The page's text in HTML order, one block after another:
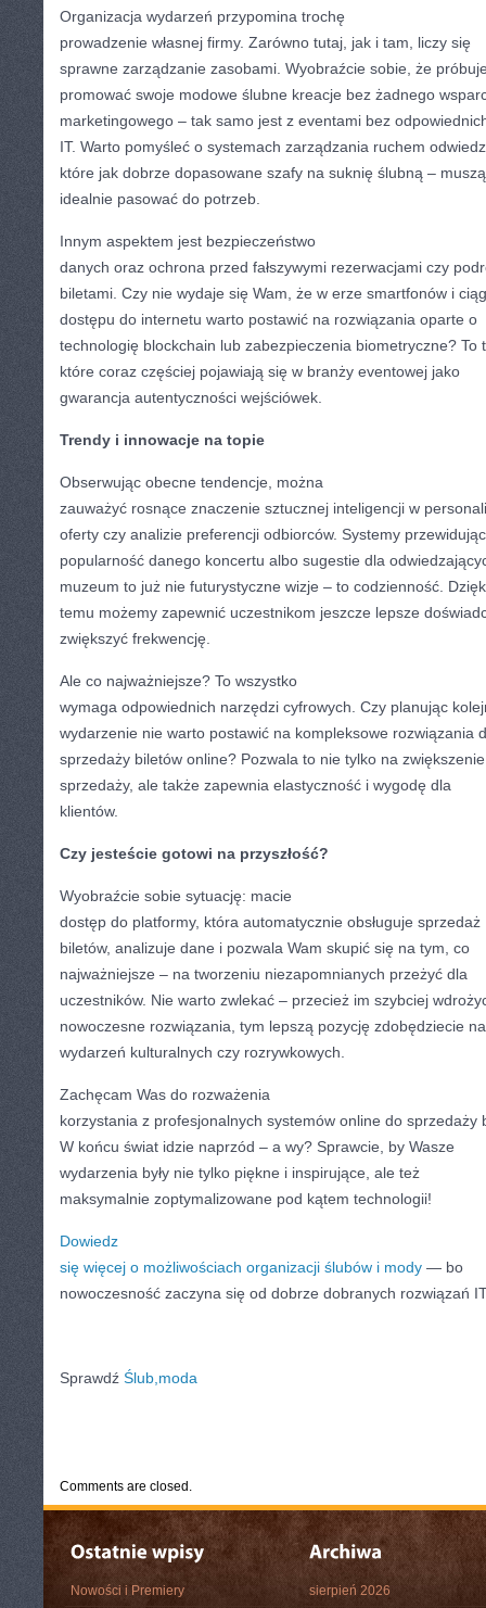
Organizacja wydarzeń przypomina trochę
prowadzenie własnej firmy. Zarówno tutaj, jak i tam, liczy się
sprawne zarządzanie zasobami. Wyobraźcie sobie, że
promować swoje modowe ślubne kreacje bez żadnego
marketingowego – tak samo jest z eventami bez
IT. Warto pomyśleć o systemach zarządzania ruchem
które jak dobrze dopasowane szafy na suknię ślubną – muszą
idealnie pasować do potrzeb.
Innym aspektem jest bezpieczeństwo
danych oraz ochrona przed fałszywymi rezerwacjami czy
biletami. Czy nie wydaje się Wam, że w erze smartfonów i
dostępu do internetu warto postawić na rozwiązania oparte o
technologię blockchain lub zabezpieczenia biometryczne? To
które coraz częściej pojawiają się w branży eventowej jako
gwarancja autentyczności wejściówek.
Trendy i innowacje na topie
Obserwując obecne tendencje, można
zauważyć rosnące znaczenie sztucznej inteligencji w
oferty czy analizie preferencji odbiorców. Systemy
popularność danego koncertu albo sugestie dla
muzeum to już nie futurystyczne wizje – to codzienność.
temu możemy zapewnić uczestnikom jeszcze lepsze
zwiększyć frekwencję.
Ale co najważniejsze? To wszystko
wymaga odpowiednich narzędzi cyfrowych. Czy planując
wydarzenie nie warto postawić na kompleksowe rozwiązania
sprzedaży biletów online? Pozwala to nie tylko na zwiększenie
sprzedaży, ale także zapewnia elastyczność i wygodę dla
klientów.
Czy jesteście gotowi na przyszłość?
Wyobraźcie sobie sytuację: macie
dostęp do platformy, która automatycznie obsługuje sprzedaż
biletów, analizuje dane i pozwala Wam skupić się na tym, co
najważniejsze – na tworzeniu niezapomnianych przeżyć dla
uczestników. Nie warto zwlekać – przecież im szybciej
nowoczesne rozwiązania, tym lepszą pozycję zdobędziecie
wydarzeń kulturalnych czy rozrywkowych.
Zachęcam Was do rozważenia
korzystania z profesjonalnych systemów online do sprzedaży
W końcu świat idzie naprzód – a wy? Sprawcie, by Wasze
wydarzenia były nie tylko piękne i inspirujące, ale też
maksymalnie zoptymalizowane pod kątem technologii!
Dowiedz
się więcej o możliwościach organizacji ślubów i mody — bo
nowoczesność zaczyna się od dobrze dobranych rozwiązań
Sprawdź Ślub,moda
Comments are closed.
Nowości i Premiery
sierpień 2026